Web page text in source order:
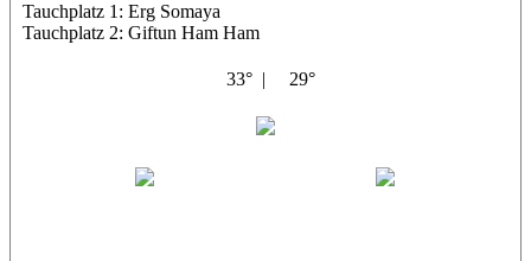
Tauchplatz 1: Erg Somaya
Tauchplatz 2: Giftun Ham Ham
33° | 29°